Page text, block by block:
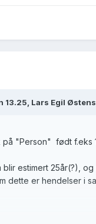
13.25, Lars Egil
på "Person" født f.eks
estimert 25år(?),
dette er hendelser i